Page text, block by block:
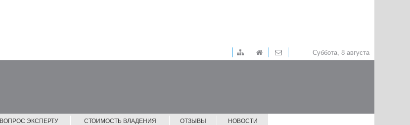
Суббота, 8 августа
ВОПРОС ЭКСПЕРТУ СТОИМОСТЬ ВЛАДЕНИЯ ОТЗЫВЫ НОВОСТИ